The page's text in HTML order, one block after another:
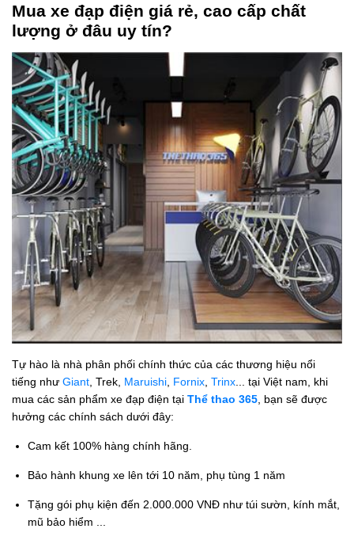
Mua xe đạp điện giá rẻ, cao cấp chất
lượng ở đâu uy tín?
Tự hào là nhà phân phối chính thức của các thương hiệu nổi
tiếng như Giant , Trek, Maruishi Fornix Trinx ... tại Việt nam, khi
mua các sản phẩm xe đạp điện tại Thể thao 365 , bạn sẽ được
hưởng các chính sách dưới đây:
Cam kết 100% hàng chính hãng.
Bảo hành khung xe lên tới 10 năm, phụ tùng 1 năm
Tặng gói phụ kiện đến 2.000.000 VNĐ như túi sườn, kính mắt,
mũ bảo hiểm ...